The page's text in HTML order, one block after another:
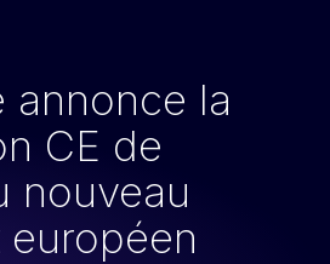
annonce la
CE de
nouveau